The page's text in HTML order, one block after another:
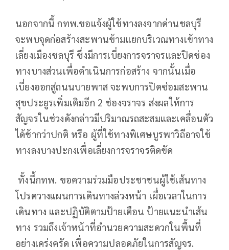
นอกจากนี้ กทพ.ขอแจ้งผู้ใช้ทางลงจากด่านชลบุรี
จะพบจุดก่อสร้างสะพานข้ามแยกบริเวณทางเข้าทาง
เลี่ยงเมืองชลบุรี ซึ่งมีการเบี่ยงการจราจรและปิดช่อง
ทางบางส่วนเพื่อดำเนินการก่อสร้าง จากนั้นเมื่อ
เบี่ยงออกสู่ถนนบายพาส จะพบการปิดซ่อมสะพาน
สุขประยูรเพิ่มเติมอีก 2 ช่องจราจร ส่งผลให้การ
สัญจรในช่วงดังกล่าวมีปริมาณรถสะสมและเคลื่อนตัว
ได้ช้ากว่าปกติ หรือ ผู้ที่ใช้ทางพิเศษบูรพาวิถีอาจใช้
ทางลงบางปะกงเพื่อเลี่ยงการจราจรติดขัด
ทั้งนี้กทพ. ขอความร่วมมือประชาชนผู้ใช้เส้นทาง
โปรดวางแผนการเดินทางล่วงหน้า เผื่อเวลาในการ
เดินทาง และปฏิบัติตามป้ายเตือน ป้ายแนะนำเส้น
ทาง รวมถึงเจ้าหน้าที่อำนวยความสะดวกในพื้นที่
อย่างเคร่งครัด เพื่อความปลอดภัยในการสัญจร.